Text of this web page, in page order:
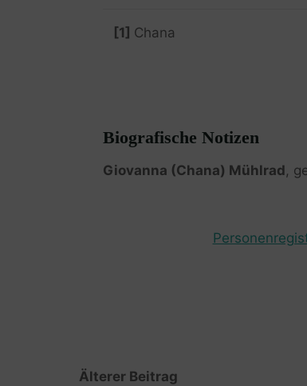
[1] Chana
Biografische Notizen
Giovanna (Chana) Mühlrad,
Älterer Beitrag